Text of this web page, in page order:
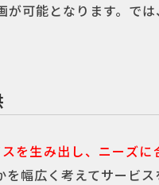
可能となります。で
を生み出し、ニーズ
幅広く考えてサービ